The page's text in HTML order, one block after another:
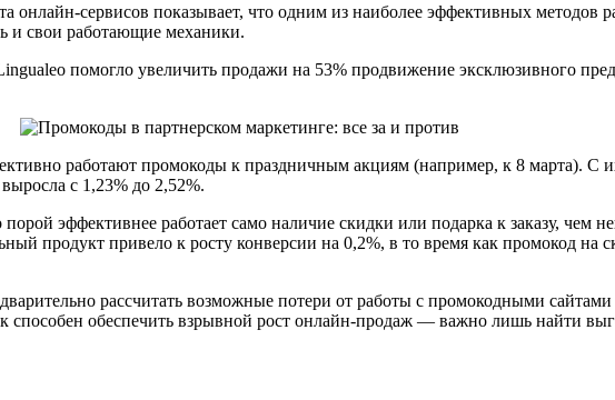
онлайн-сервисов показывает, что одним из наиболее эффективных
и свои работающие механики.
помогло увеличить продажи на 53% продвижение эксклюзивного
работают промокоды к праздничным акциям (например, к 8 марта).
с 1,23% до 2,52%.
эффективнее работает само наличие скидки или подарка к заказу, чем
продукт привело к росту конверсии на 0,2%, в то время как промокод на
рассчитать возможные потери от работы с промокодными
обеспечить взрывной рост онлайн-продаж — важно лишь найти